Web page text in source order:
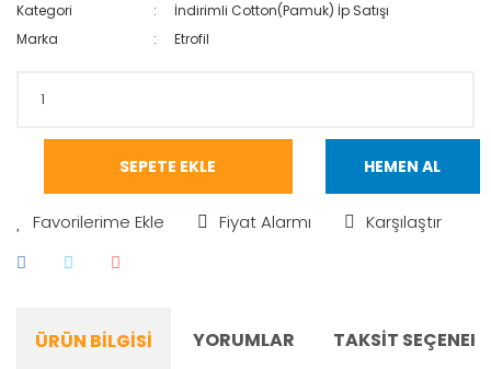
Kategori
İndirimli Cotton(Pamuk) İp Satışı
Marka
Etrofil
SEPETE EKLE HEMEN AL
Fiyat Alarmı Karşılaştır
ÜRÜN BILGISI YORUMLAR TAKSIT